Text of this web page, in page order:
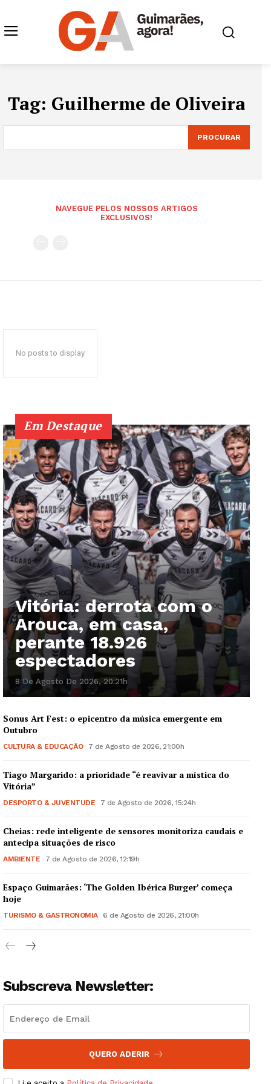
Guimarães, agora!
Institucional
Artigos
Edição Digital
Grande Entrevista
Tag: Guilherme de Oliveira
PROCURAR
NAVEGUE PELOS NOSSOS ARTIGOS
EXCLUSIVOS!
No posts to display
Em Destaque
Vitória: derrota com o
Arouca, em casa,
perante 18.926
espectadores
8 De Agosto De 2026, 20:21h
Sonus Art Fest: o epicentro da música emergente em
Outubro
CULTURA & EDUCAÇÃO 7 de Agosto de 2026, 21:00h
Tiago Margarido: a prioridade “é reavivar a mística do
Vitória”
DESPORTO & JUVENTUDE 7 de Agosto de 2026, 15:24h
Cheias: rede inteligente de sensores monitoriza caudais e
antecipa situações de risco
AMBIENTE 7 de Agosto de 2026, 12:19h
Espaço Guimarães: ‘The Golden Ibérica Burger’ começa
hoje
TURISMO & GASTRONOMIA 6 de Agosto de 2026, 21:00h
Subscreva Newsletter:
QUERO ADERIR